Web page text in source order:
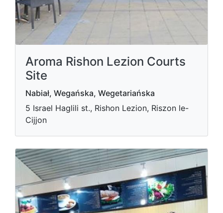
Aroma Rishon Lezion Courts
Site
Nabiał, Wegańska, Wegetariańska
5 Israel Haglili st., Rishon Lezion, Riszon le-
Cijjon